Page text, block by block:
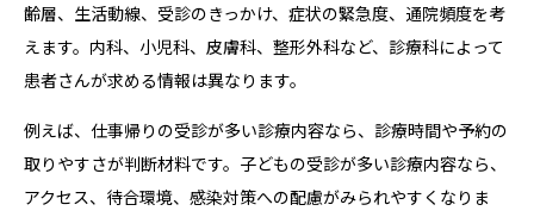
齢層、生活動線、受診のきっかけ、症状の緊急度、通院頻度を考
えます。内科、小児科、皮膚科、整形外科など、診療科によって
患者さんが求める情報は異なります。
例えば、仕事帰りの受診が多い診療内容なら、診療時間や予約の
取りやすさが判断材料です。子どもの受診が多い診療内容なら、
アクセス、待合環境、感染対策への配慮がみられやすくなりま